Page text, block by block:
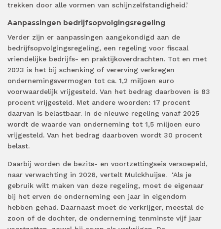
trekken door alle vormen van schijnzelfstandigheid.’
Aanpassingen bedrijfsopvolgingsregeling
Verder zijn er aanpassingen aangekondigd aan de
bedrijfsopvolgingsregeling, een regeling voor fiscaal
vriendelijke bedrijfs- en praktijkoverdrachten. Tot en met
2023 is het bij schenking of vererving verkregen
ondernemingsvermogen tot ca. 1,2 miljoen euro
voorwaardelijk vrijgesteld. Van het bedrag daarboven is 83
procent vrijgesteld. Met andere woorden: 17 procent
daarvan is belastbaar. In de nieuwe regeling vanaf 2025
wordt de waarde van onderneming tot 1,5 miljoen euro
vrijgesteld. Van het bedrag daarboven wordt 30 procent
belast.
Daarbij worden de bezits- en voortzettingseis versoepeld,
naar verwachting in 2026, vertelt Mulckhuijse. ‘Als je
gebruik wilt maken van deze regeling, moet de eigenaar
bij het erven de onderneming een jaar in eigendom
hebben gehad. Daarnaast moet de verkrijger, meestal de
zoon of de dochter, de onderneming tenminste vijf jaar